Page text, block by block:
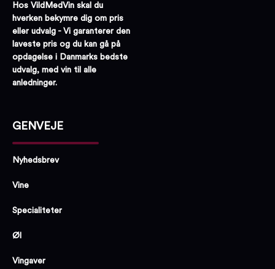
Hos VildMedVin skal du
hverken bekymre dig om pris
eller udvalg - Vi garanterer den
laveste pris og du kan gå på
opdagelse i Danmarks bedste
udvalg, med vin til alle
anledninger.
GENVEJE
Nyhedsbrev
Vine
Specialiteter
Øl
Vingaver